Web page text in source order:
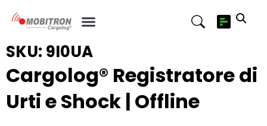
SKU: 9I0UA
Cargolog® Registratore di
Urti e Shock | Offline